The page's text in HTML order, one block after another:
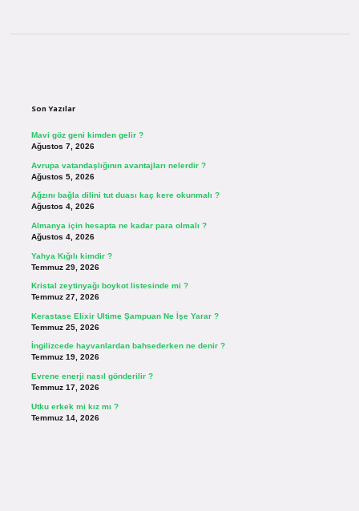
Son Yazılar
Mavi göz geni kimden gelir ?
Ağustos 7, 2026
Avrupa vatandaşlığının avantajları nelerdir ?
Ağustos 5, 2026
Ağzını bağla dilini tut duası kaç kere okunmalı ?
Ağustos 4, 2026
Almanya için hesapta ne kadar para olmalı ?
Ağustos 4, 2026
Yahya Kığılı kimdir ?
Temmuz 29, 2026
Kristal zeytinyağı boykot listesinde mi ?
Temmuz 27, 2026
Kerastase Elixir Ultime Şampuan Ne İşe Yarar ?
Temmuz 25, 2026
İngilizcede hayvanlardan bahsederken ne denir ?
Temmuz 19, 2026
Evrene enerji nasıl gönderilir ?
Temmuz 17, 2026
Utku erkek mi kız mı ?
Temmuz 14, 2026